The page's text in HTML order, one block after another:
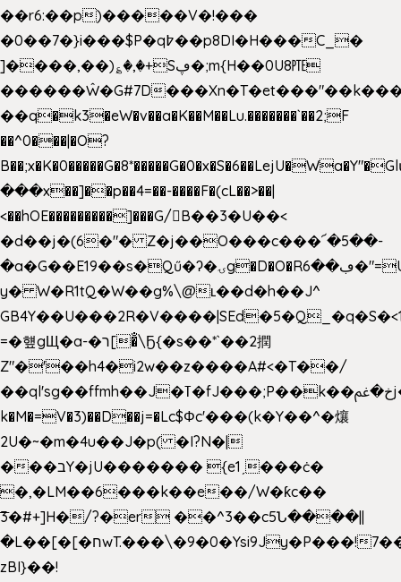
��r6:��p)�����V�!���
�0��7�}i���$P�q߈��p8DI�H���C_�
]����,��)؏�,�+Sڥ�;m{H��0U8㉐
������Ŵ�G#7D
��q�k3�eW�v��a�K��M��Lu.�������`��2;F
��^0���|�O?
���x��]��p��4=��-����F�(cL��>��|
<��hOE���������]���G/B��3�U��<
�d��j�(6�"� Z�j��O���c���՜�5��-
�a�G��E19��s�Qű�ʔ�ۍg�D�O�Rڢ��6�"=Uh����
y� W�R1tQ�W��g%\@ʟ��d�h��J^
=�헆gЩ�a-�ר[�̐\Ҕ{�s��*`��2撋
Z"�'��h4�i2w��z����A#<�T��/
��ql'sg��ffmh��J�ߠ�fJ���;P��k��خ�ﰬj��0��E8��6G���գN9?
k�M�=V�3)��D��j=�Lc$Φc'���(k�Y��^�爙
2U�~�m�4u��J�p( �I?N�|
���בY�jU������� {e1ˏ���ċ�
�,�LM��6���k��e��/W�ƙc��
͞3�#+]H�/?�er ��^3��c5Ն����||
�L��[�[�חwT.���\�9�0�Ysi9Jy�P���!7���,�>�P�z�k��-
zBI}��!